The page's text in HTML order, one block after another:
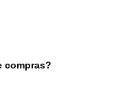
compras?